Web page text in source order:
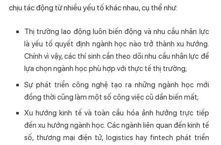
chịu tác động từ nhiều yếu tố khác nhau, cụ thể như:
Thị trường lao động luôn biến động và nhu cầu nhân lực
là yếu tố quyết định ngành học nào trở thành xu hướng.
Chính vì vậy, các thí sinh cần theo dõi nhu cầu nhân lực để
lựa chọn ngành học phù hợp với thực tế thị trường;
Sự phát triển công nghệ tạo ra những ngành học mới
đồng thời cũng làm một số công việc cũ dần biến mất;
Xu hướng kinh tế và toàn cầu hóa ảnh hưởng trực tiếp
đến xu hướng ngành học. Các ngành liên quan đến kinh tế
số, thương mại điện tử, logistics hay fintech phát triển